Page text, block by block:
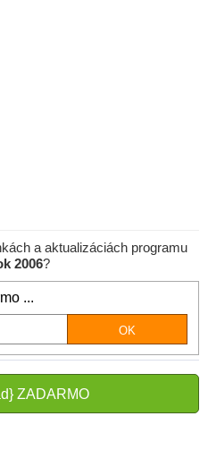
a aktualizáciách programu
2006?
...
ZADARMO